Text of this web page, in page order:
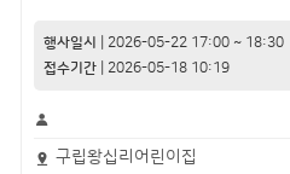
행사일시 2026-05-22 17:00~ 18:30
접수기간| 2026-05-18 10:19
구립왕십리어린이집